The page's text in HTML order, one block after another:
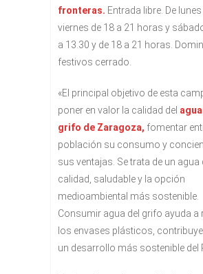
fronteras. Entrada libre. De lunes
viernes de 18 a 21 horas y
a 13.30 y de 18 a 21 horas.
festivos cerrado.
«El principal objetivo de esta
poner en valor la calidad del agua
grifo de Zaragoza, fomentar
población su consumo y
sus ventajas. Se trata de un agua
calidad, saludable y la opción
medioambiental más sostenible.
Consumir agua del grifo ayuda a
los envases plásticos,
un desarrollo más sostenible del